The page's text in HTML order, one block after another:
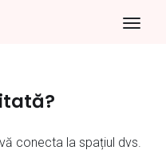
conecta la spațiul dvs.